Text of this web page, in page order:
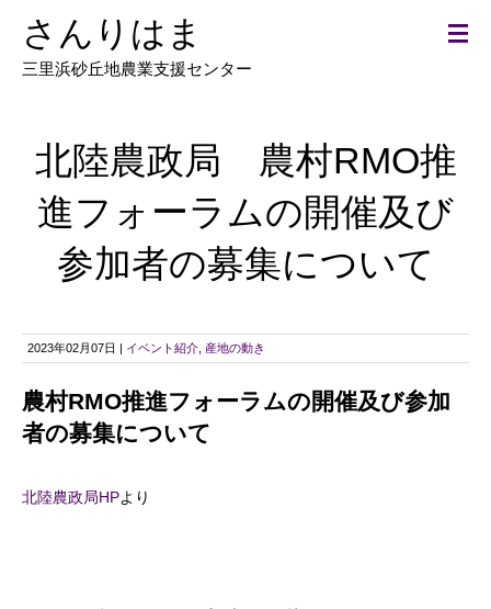
さんりはま
三里浜砂丘地農業支援センター
北陸農政局 農村RMO推
進フォーラムの開催及び
参加者の募集について
2023年02月07日 | イベント紹介 産地の動き
農村RMO推進フォーラムの開催及び参加
者の募集について
北陸農政局HPより